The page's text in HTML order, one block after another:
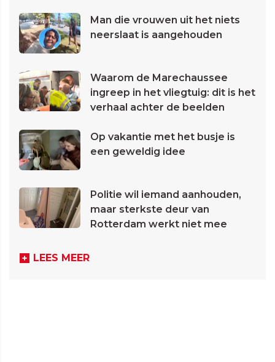
Man die vrouwen uit het niets
neerslaat is aangehouden
Waarom de Marechaussee
ingreep in het vliegtuig: dit is het
verhaal achter de beelden
Op vakantie met het busje is
een geweldig idee
Politie wil iemand aanhouden,
maar sterkste deur van
Rotterdam werkt niet mee
LEES MEER